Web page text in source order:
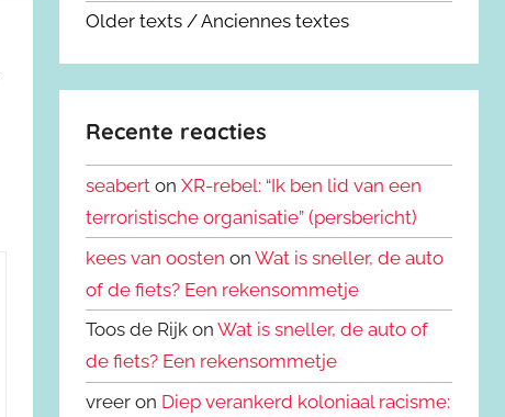
Older texts / Anciennes textes
Recente reacties
seabert onXR-rebel: “Ik ben lid van een
terroristische organisatie” (persbericht)
kees van oosten onWat is sneller, de auto
of de fiets? Een rekensommetje
Toos de Rijk onWat is sneller, de auto of
de fiets? Een rekensommetje
vreer on Diep verankerd koloniaal racisme: